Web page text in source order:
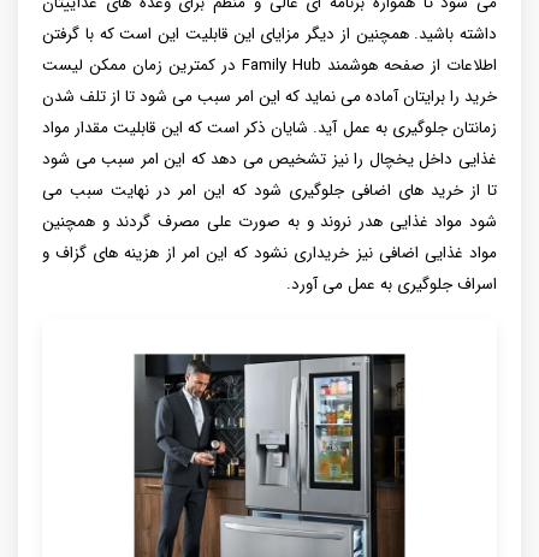
داشته باشید. همچنین از دیگر مزایای این قابلیت این است که با گرفتن
اطلاعات از صفحه هوشمند Family Hub در کمترین زمان ممکن لیست
خرید را برایتان آماده می نماید که این امر سبب می شود تا از تلف شدن
زمانتان جلوگیری به عمل آید. شایان ذکر است که این قابلیت مقدار مواد
غذایی داخل یخچال را نیز تشخیص می دهد که این امر سبب می شود
تا از خرید های اضافی جلوگیری شود که این امر در نهایت سبب می
شود مواد غذایی هدر نروند و به صورت علی مصرف گردند و همچنین
مواد غذایی اضافی نیز خریداری نشود که این امر از هزینه های گزاف و
اسراف جلوگیری به عمل می آورد.